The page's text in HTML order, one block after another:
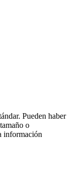
Pueden haber
o
información